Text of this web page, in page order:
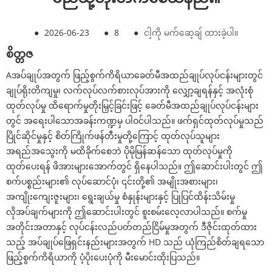
● 2026-06-23 ● 8 ● ငါ့ကို မက်ဆေ့ချ် ထားခဲ့ပါ။
စိတ္တဇ
Aအပ်ချုပ်အတွက် ဖြည့်စွက်ကိရိယာခေတ်မီအထည်ချုပ်လုပ်ငန်းများတွင်
ချုပ်ရိုးတိကျမှု၊ လက်လုပ်လက်စားလုပ်အားကို လျှော့ချရန်နှင့် အလုံးစုံ
ထုတ်လုပ်မှု ထိရောက်မှုတိုးမြှင့်ခြင်းဖြင့် ခေတ်မီအထည်ချုပ်လုပ်ငန်းများ
တွင် အရေးပါသောအခန်းကဏ္ဍမှ ပါဝင်ပါသည်။ ဖက်ရှင်ထုတ်လုပ်မှုသည်
ပြိုင်ဆိုင်မှုနှင့် စိတ်ကြိုက်ဖန်တီးမှုတို့ကြောင့် ထုတ်လုပ်သူများ
အရည်အသွေးကို မထိခိုက်စေဘဲ ပိုမိုမြန်ဆန်သော ထုတ်လုပ်မှုကို
ထုတ်ပေးရန် ဖိအားများအောက်တွင် ရှိနေပါသည်။ ဤဆောင်းပါးတွင် ဤ
စက်ပစ္စည်းများ၏ လုပ်ဆောင်ပုံ၊ ၎င်းတို့၏ အမျိုးအစားများ၊
အကျိုးကျေးဇူးများ၊ ရွေးချယ်မှု စံနှုန်းများနှင့် ပြုပြင်ထိန်းသိမ်းမှု
လိုအပ်ချက်များကို ဤဆောင်းပါးတွင် စူးစမ်းလေ့လာပါသည်။ စက်မှု
အတိုင်းအတာနှင့် လုပ်ငန်းလည်ပတ်တည်ငြိမ်မှုအတွက် ဒီဇိုင်းထုတ်ထား
သည့် အပ်ချုပ်ဖြေရှင်းနည်းများအတွက် HD သည် ယုံကြည်စိတ်ချရသော
ဖြည့်စွက်ကိရိယာကို ပံ့ပိုးပေးပုံကို မီးမောင်းထိုးပြသည်။